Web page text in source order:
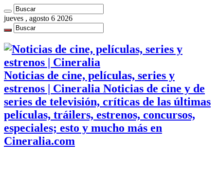
jueves , agosto 6 2026
Noticias de cine, películas, series y
estrenos | Cineralia Noticias de cine y de
series de televisión, críticas de las últimas
películas, tráilers, estrenos, concursos,
especiales; esto y mucho más en
Cineralia.com